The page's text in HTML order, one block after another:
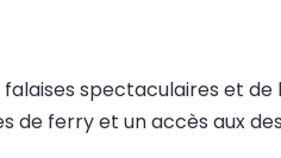
spectaculaires et
ferry et un accès aux